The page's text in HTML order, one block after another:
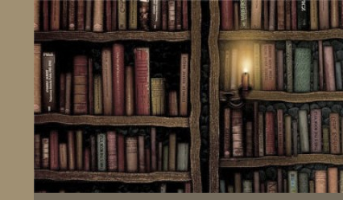
springen